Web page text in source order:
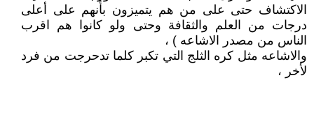
الاكتشاف حتى على من هم يتميزون بأنهم على أعلى
درجات من العلم والثقافة وحتى ولو كانوا هم اقرب
الناس من مصدر الاشاعه ) ،
والاشاعه مثل كره الثلج التي تكبر كلما تدحرجت من فرد
لأخر ،